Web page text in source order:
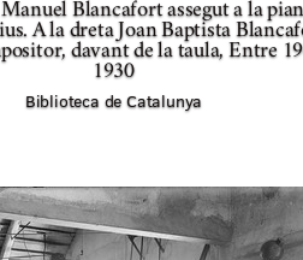
Manuel Blancafort assegut a la
A la dreta Joan Baptista
davant de la taula,Entre
1930
Biblioteca de Catalunya